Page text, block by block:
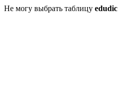
Не могу выбрать таблицу edudic